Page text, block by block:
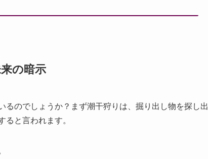
の暗示
のでしょうか？まず潮干狩りは、掘り出し物を探し出
ると言われます。